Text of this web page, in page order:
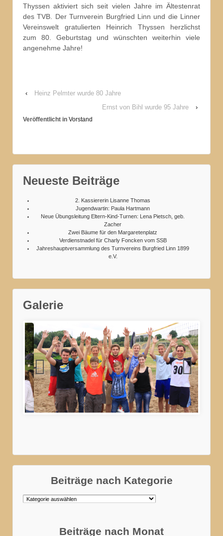
Thyssen aktiviert sich seit vielen Jahre im Ältestenrat
des TVB. Der Turnverein Burgfried Linn und die Linner
Vereinswelt gratulierten Heinrich Thyssen herzlichst
zum 80. Geburtstag und wünschten weiterhin viele
angenehme Jahre!
‹
Heinz Pelmter wurde 80 Jahre
Ernst von Bihl wurde 95 Jahre
›
Veröffentlicht in Vorstand
Neueste Beiträge
2. Kassiererin Lisanne Thomas
Jugendwartin: Paula Hartmann
Neue Übungsleitung Eltern-Kind-Turnen: Lena Pietsch, geb.
Zacher
Zwei Bäume für den Margaretenplatz
Verdienstnadel für Charly Foncken vom SSB
Jahreshauptversammlung des Turnvereins Burgfried Linn 1899
e.V.
Galerie
Zeltlager2015
Beiträge nach Kategorie
Beiträge nach Monat